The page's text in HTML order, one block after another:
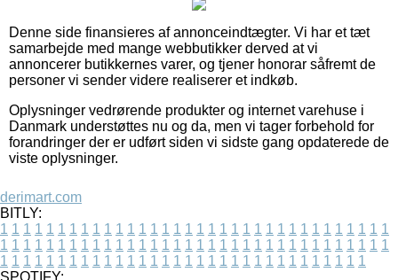
Denne side finansieres af annonceindtægter. Vi har et tæt
samarbejde med mange webbutikker derved at vi
annoncerer butikkernes varer, og tjener honorar såfremt de
personer vi sender videre realiserer et indkøb.
Oplysninger vedrørende produkter og internet varehuse i
Danmark understøttes nu og da, men vi tager forbehold for
forandringer der er udført siden vi sidste gang opdaterede de
viste oplysninger.
derimart.com
BITLY:
1 1 1 1 1 1 1 1 1 1 1 1 1 1 1 1 1 1 1 1 1 1 1 1 1 1 1 1 1 1 1 1 1 1
1 1 1 1 1 1 1 1 1 1 1 1 1 1 1 1 1 1 1 1 1 1 1 1 1 1 1 1 1 1 1 1 1 1
1 1 1 1 1 1 1 1 1 1 1 1 1 1 1 1 1 1 1 1 1 1 1 1 1 1 1 1 1 1 1 1
SPOTIFY: